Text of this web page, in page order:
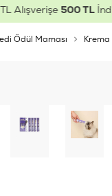
500 TLİndirim
Ödül Maması Krema